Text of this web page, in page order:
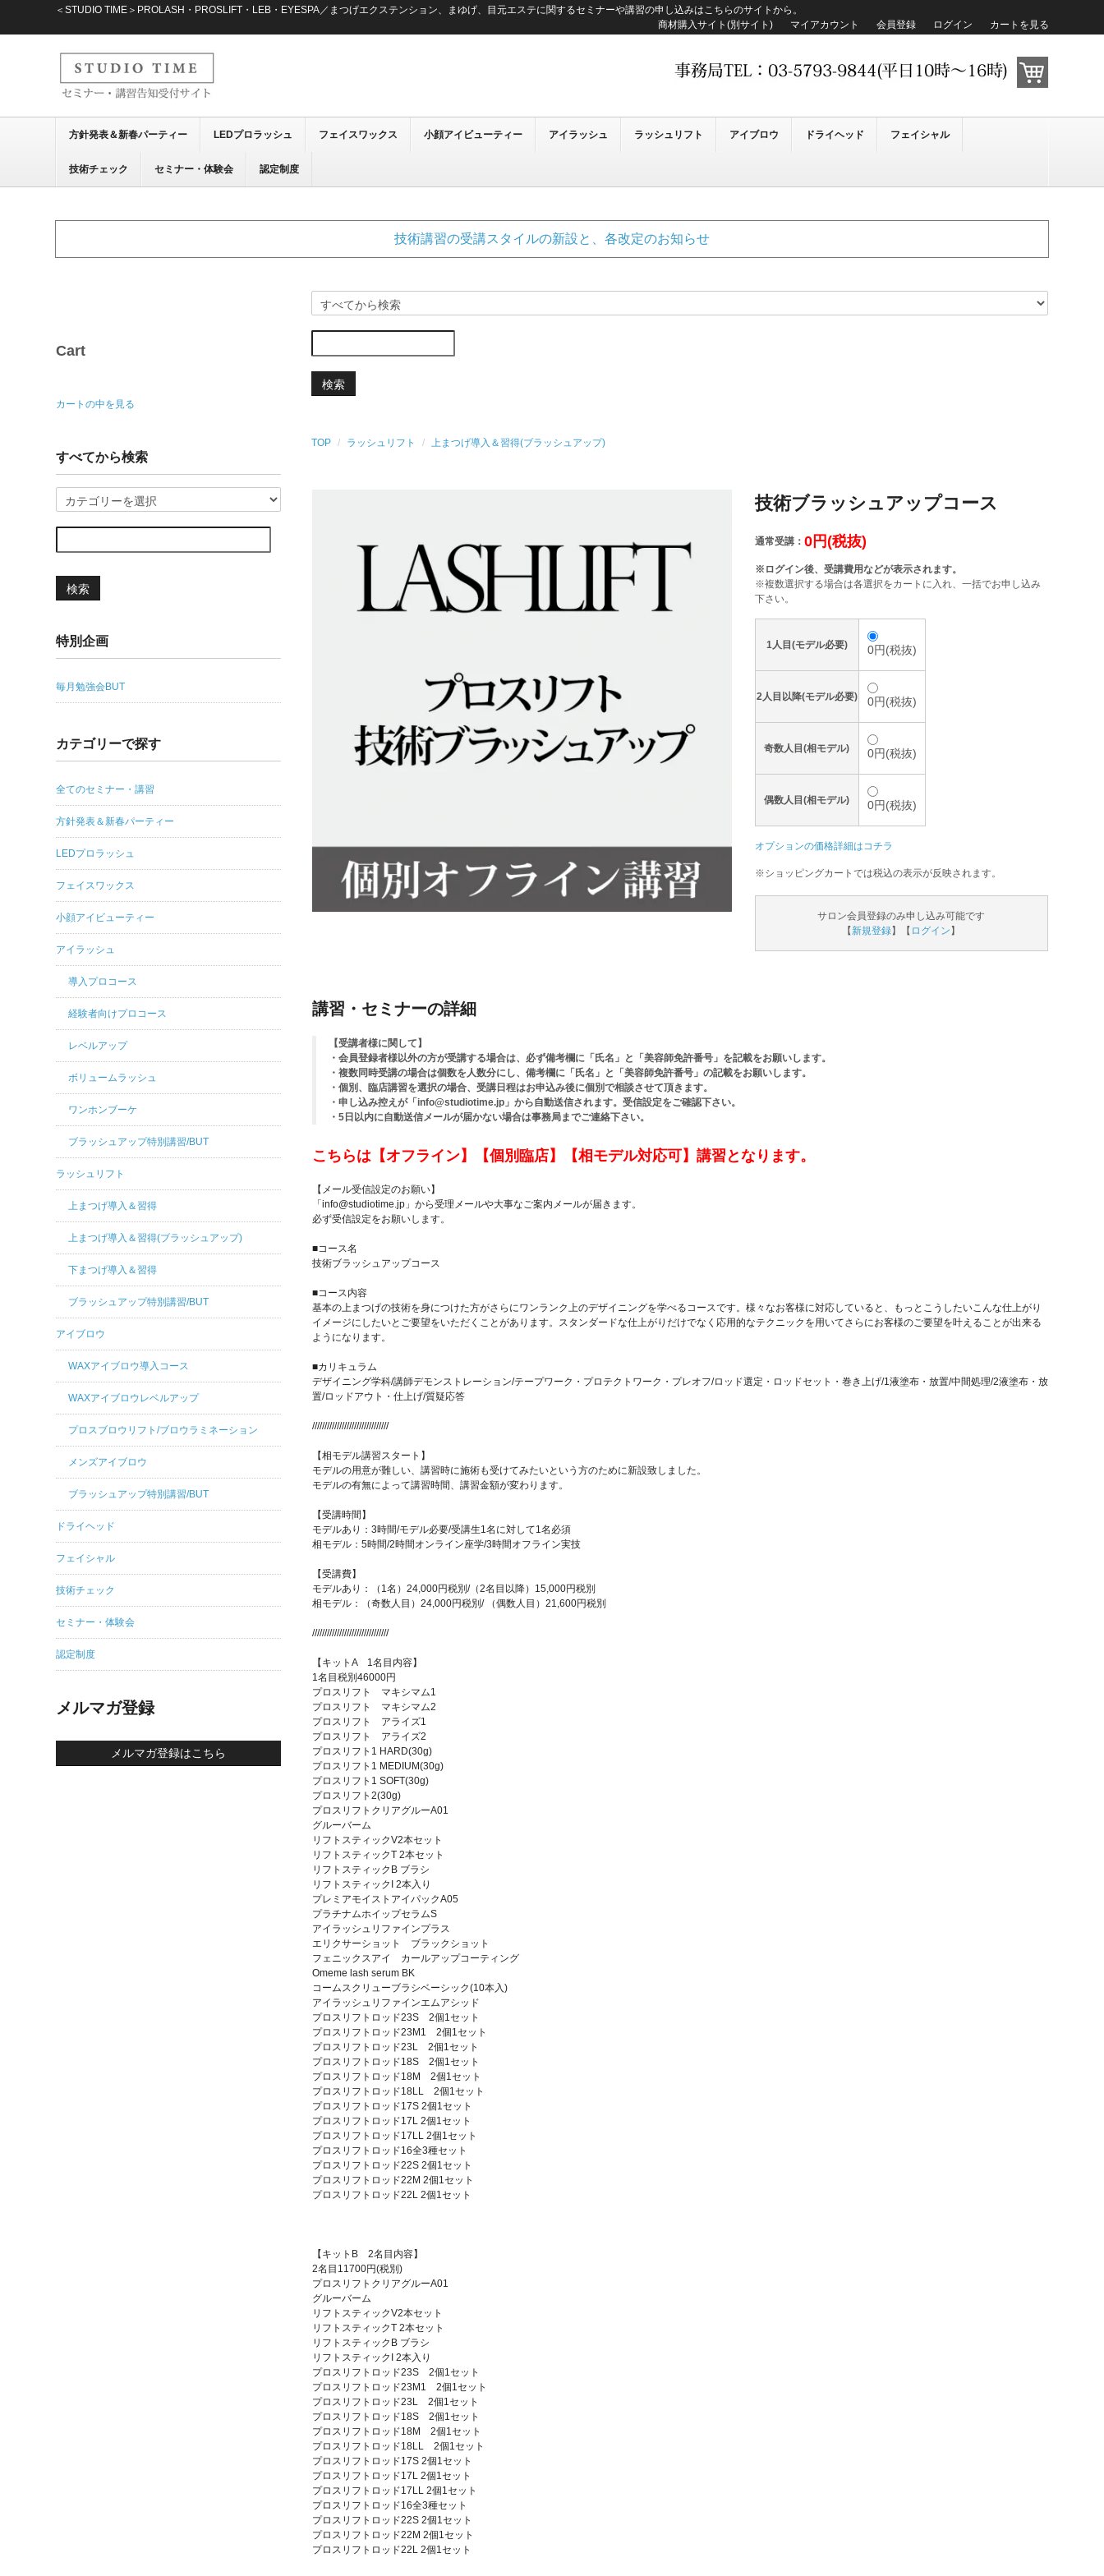
＜STUDIO TIME＞PROLASH・PROSLIFT・LEB・EYESPA／まつげエクステンション、まゆげ、目元エステに関するセミナーや講習の申し込みはこちらのサイトから。
商材購入サイト(別サイト)
マイアカウント 会員登録 ログイン カートを見る
方針発表＆新春パーティー LEDプロラッシュ フェイスワックス 小顔アイビューティー アイラッシュ ラッシュリフト アイブロウ ドライヘッド フェイシャル
技術チェック セミナー・体験会 認定制度
技術講習の受講スタイルの新設と、各改定のお知らせ
検索
TOP ラッシュリフト 上まつげ導入＆習得(ブラッシュアップ)
技術ブラッシュアップコース
通常受講： 0円(税抜)
※ログイン後、受講費用などが表示されます。
※複数選択する場合は各選択をカートに入れ、一括でお申し込み
下さい。
1人目(モデル必要) 0円(税抜)
2人目以降(モデル必要) 0円(税抜)
奇数人目(相モデル) 0円(税抜)
偶数人目(相モデル) 0円(税抜)
オプションの価格詳細はコチラ
※ショッピングカートでは税込の表示が反映されます。
サロン会員登録のみ申し込み可能です
【 新規登録】【 ログイン 】
講習・セミナーの詳細
【受講者様に関して】
・会員登録者様以外の方が受講する場合は、必ず備考欄に「氏名」と「美容師免許番号」を記載をお願いします。
・複数同時受講の場合は個数を人数分にし、備考欄に「氏名」と「美容師免許番号」の記載をお願いします。
・個別、臨店講習を選択の場合、受講日程はお申込み後に個別で相談させて頂きます。
・申し込み控えが「info@studiotime.jp」から自動送信されます。受信設定をご確認下さい。
・5日以内に自動送信メールが届かない場合は事務局までご連絡下さい。
こちらは【オフライン】【個別臨店】【相モデル対応可】講習となります。
【メール受信設定のお願い】
「info@studiotime.jp」から受理メールや大事なご案内メールが届きます。
必ず受信設定をお願いします。
■コース名
技術ブラッシュアップコース
■コース内容
基本の上まつげの技術を身につけた方がさらにワンランク上のデザイニングを学べるコースです。様々なお客様に対応していると、もっとこうしたいこんな仕上がり
イメージにしたいとご要望をいただくことがあります。スタンダードな仕上がりだけでなく応用的なテクニックを用いてさらにお客様のご要望を叶えることが出来る
ようになります。
■カリキュラム
デザイニング学科/講師デモンストレーション/テープワーク・プロテクトワーク・プレオフ/ロッド選定・ロッドセット・巻き上げ/1液塗布・放置/中間処理/2液塗布・放
置/ロッドアウト・仕上げ/質疑応答
///////////////////////////////
【相モデル講習スタート】
モデルの用意が難しい、講習時に施術も受けてみたいという方のために新設致しました。
モデルの有無によって講習時間、講習金額が変わります。
【受講時間】
モデルあり：3時間/モデル必要/受講生1名に対して1名必須
相モデル：5時間/2時間オンライン座学/3時間オフライン実技
【受講費】
モデルあり：（1名）24,000円税別/（2名目以降）15,000円税別
相モデル：（奇数人目）24,000円税別/ （偶数人目）21,600円税別
///////////////////////////////
【キットA 1名目内容】
1名目税別46000円
プロスリフト マキシマム1
プロスリフト マキシマム2
プロスリフト アライズ1
プロスリフト アライズ2
プロスリフト1 HARD(30g)
プロスリフト1 MEDIUM(30g)
プロスリフト1 SOFT(30g)
プロスリフト2(30g)
プロスリフトクリアグルーA01
グルーバーム
リフトスティックV2本セット
リフトスティックT 2本セット
リフトスティックB ブラシ
リフトスティックI 2本入り
プレミアモイストアイパックA05
プラチナムホイップセラムS
アイラッシュリファインプラス
エリクサーショット ブラックショット
フェニックスアイ カールアップコーティング
Omeme lash serum BK
コームスクリューブラシベーシック(10本入)
アイラッシュリファインエムアシッド
プロスリフトロッド23S 2個1セット
プロスリフトロッド23M1 2個1セット
プロスリフトロッド23L 2個1セット
プロスリフトロッド18S 2個1セット
プロスリフトロッド18M 2個1セット
プロスリフトロッド18LL 2個1セット
プロスリフトロッド17S 2個1セット
プロスリフトロッド17L 2個1セット
プロスリフトロッド17LL 2個1セット
プロスリフトロッド16全3種セット
プロスリフトロッド22S 2個1セット
プロスリフトロッド22M 2個1セット
プロスリフトロッド22L 2個1セット
【キットB 2名目内容】
2名目11700円(税別)
プロスリフトクリアグルーA01
グルーバーム
リフトスティックV2本セット
リフトスティックT 2本セット
リフトスティックB ブラシ
リフトスティックI 2本入り
プロスリフトロッド23S 2個1セット
プロスリフトロッド23M1 2個1セット
プロスリフトロッド23L 2個1セット
プロスリフトロッド18S 2個1セット
プロスリフトロッド18M 2個1セット
プロスリフトロッド18LL 2個1セット
プロスリフトロッド17S 2個1セット
プロスリフトロッド17L 2個1セット
プロスリフトロッド17LL 2個1セット
プロスリフトロッド16全3種セット
プロスリフトロッド22S 2個1セット
プロスリフトロッド22M 2個1セット
プロスリフトロッド22L 2個1セット
Cart
カートの中を見る
すべてから検索
検索
特別企画
毎月勉強会BUT
カテゴリーで探す
全てのセミナー・講習
方針発表＆新春パーティー
LEDプロラッシュ
フェイスワックス
小顔アイビューティー
アイラッシュ
導入プロコース
経験者向けプロコース
レベルアップ
ボリュームラッシュ
ワンホンブーケ
ブラッシュアップ特別講習/BUT
ラッシュリフト
上まつげ導入＆習得
上まつげ導入＆習得(ブラッシュアップ)
下まつげ導入＆習得
ブラッシュアップ特別講習/BUT
アイブロウ
WAXアイブロウ導入コース
WAXアイブロウレベルアップ
プロスブロウリフト/ブロウラミネーション
メンズアイブロウ
ブラッシュアップ特別講習/BUT
ドライヘッド
フェイシャル
技術チェック
セミナー・体験会
認定制度
メルマガ登録
メルマガ登録はこちら